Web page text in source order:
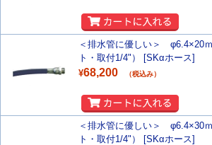
＜排水管に優しい＞ φ6.4×20
ト・取付1/4"） [SKαホース]
¥68,200 （税込み）
＜排水管に優しい＞ φ6.4×30
ト・取付1/4"） [SKαホース]